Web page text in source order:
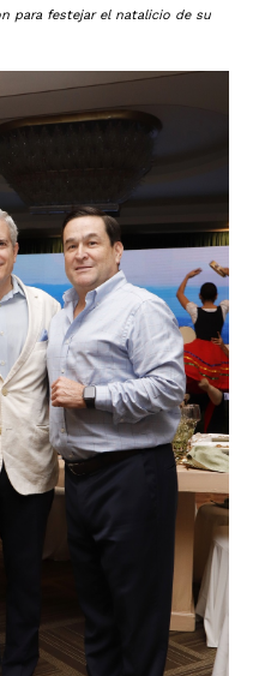
para festejar el natalicio de su